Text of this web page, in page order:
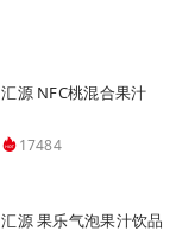
汇源 NFC桃混合果汁
17484
汇源 果乐气泡果汁饮品